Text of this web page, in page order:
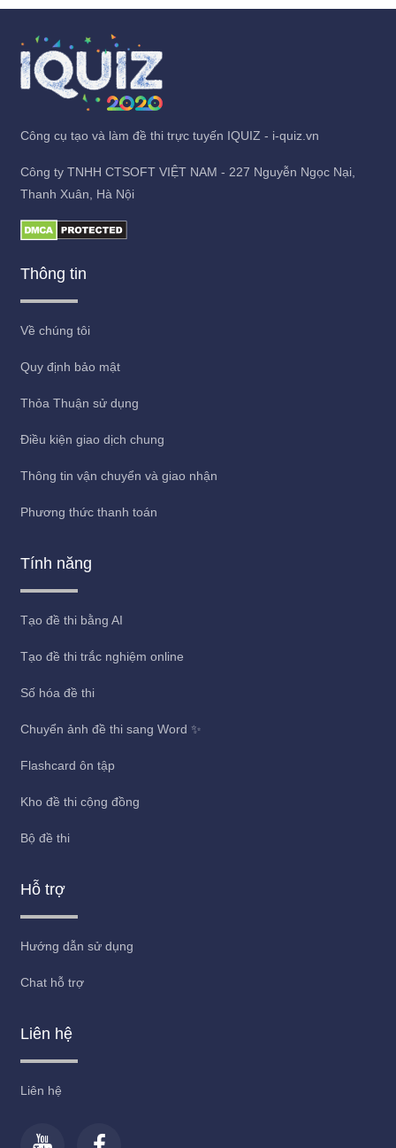
Công cụ tạo và làm đề thi trực tuyến IQUIZ - i-quiz.vn
Công ty TNHH CTSOFT VIỆT NAM - 227 Nguyễn Ngọc Nại,
Thanh Xuân, Hà Nội
Thông tin
Về chúng tôi
Quy định bảo mật
Thỏa Thuận sử dụng
Điều kiện giao dịch chung
Thông tin vận chuyển và giao nhận
Phương thức thanh toán
Tính năng
Tạo đề thi bằng AI
Tạo đề thi trắc nghiệm online
Số hóa đề thi
Chuyển ảnh đề thi sang Word ✨
Flashcard ôn tập
Kho đề thi cộng đồng
Bộ đề thi
Hỗ trợ
Hướng dẫn sử dụng
Chat hỗ trợ
Liên hệ
Liên hệ